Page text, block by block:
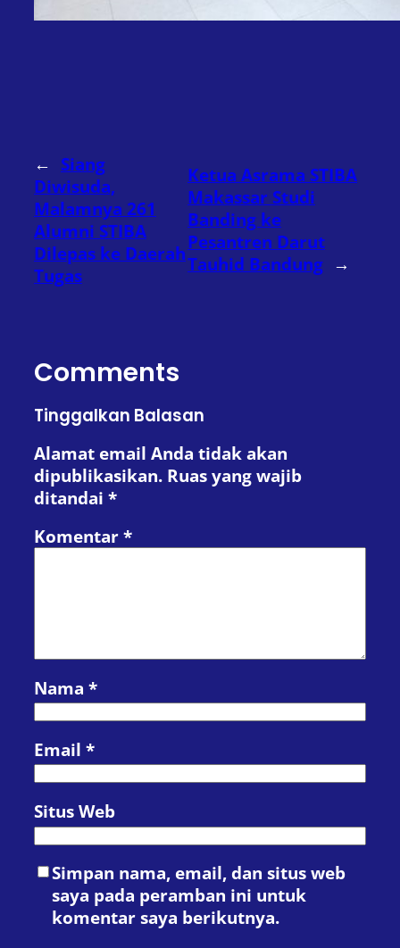
← Siang
Diwisuda,
Malamnya 261
Alumni STIBA
Dilepas ke Daerah
Tugas
Ketua Asrama STIBA
Makassar Studi
Banding ke
Pesantren Darut
Tauhid Bandung →
Comments
Tinggalkan Balasan
Alamat email Anda tidak akan
dipublikasikan. Ruas yang wajib
ditandai *
Komentar *
Nama *
Email *
Situs Web
Simpan nama, email, dan situs web
saya pada peramban ini untuk
komentar saya berikutnya.